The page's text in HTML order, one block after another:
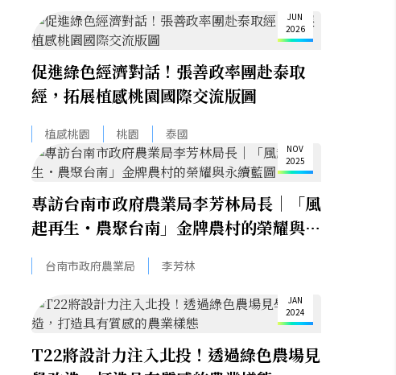
JUN
2026
促進綠色經濟對話！張善政率團赴泰取
經，拓展植感桃園國際交流版圖
植感桃園 桃園 泰國
NOV
2025
專訪台南市政府農業局李芳林局長｜「風
起再生・農聚台南」金牌農村的榮耀與永
續藍圖
台南市政府農業局 李芳林
JAN
2024
T22將設計力注入北投！透過綠色農場見